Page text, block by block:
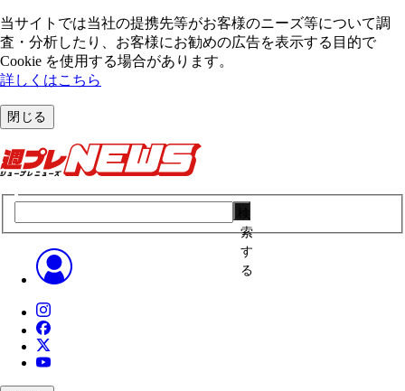
当サイトでは当社の提携先等がお客様のニーズ等について調
査・分析したり、お客様にお勧めの広告を表⽰する⽬的で
Cookie を使⽤する場合があります。
詳しくはこちら
閉じる
索
す
る